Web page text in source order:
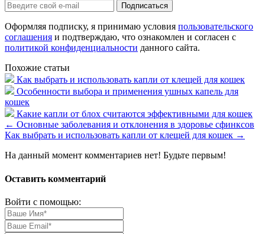
Оформляя подписку, я принимаю условия пользовательского
соглашения и подтверждаю, что ознакомлен и согласен с
политикой конфиденциальности данного сайта.
Похожие статьи
Как выбрать и использовать капли от клещей для кошек
Особенности выбора и применения ушных капель для
кошек
Какие капли от блох считаются эффективными для кошек
← Основные заболевания и отклонения в здоровье сфинксов
Как выбрать и использовать капли от клещей для кошек →
На данный момент комментариев нет! Будьте первым!
Оставить комментарий
Войти с помощью: